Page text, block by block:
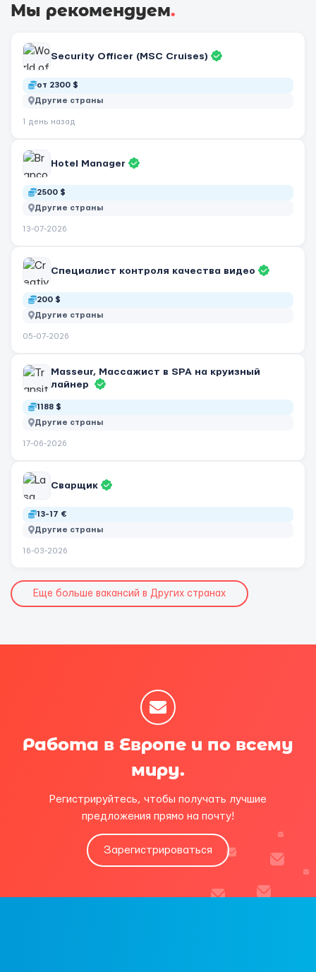
Мы рекомендуем.
Security Officer (MSC Cruises)
от 2300 $
Другие страны
1 день назад
Hotel Manager
2500 $
Другие страны
13-07-2026
Специалист контроля качества видео
200 $
Другие страны
05-07-2026
Masseur, Массажист в SPA на круизный
лайнер
1188 $
Другие страны
17-06-2026
Сварщик
13-17 €
Другие страны
16-03-2026
Еще больше вакансий в Других странах
Работа в Европе и по всему
миру.
Регистрируйтесь, чтобы получать лучшие
предложения прямо на почту!
Зарегистрироваться